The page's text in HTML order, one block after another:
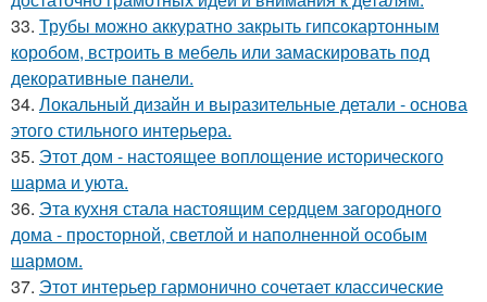
33. Трубы можно аккуратно закрыть гипсокартонным
коробом, встроить в мебель или замаскировать под
декоративные панели.
34. Локальный дизайн и выразительные детали - основа
этого стильного интерьера.
35. Этот дом - настоящее воплощение исторического
шарма и уюта.
36. Эта кухня стала настоящим сердцем загородного
дома - просторной, светлой и наполненной особым
шармом.
37. Этот интерьер гармонично сочетает классические